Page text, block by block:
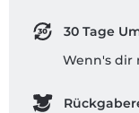
30 Tage
Wenn's dir